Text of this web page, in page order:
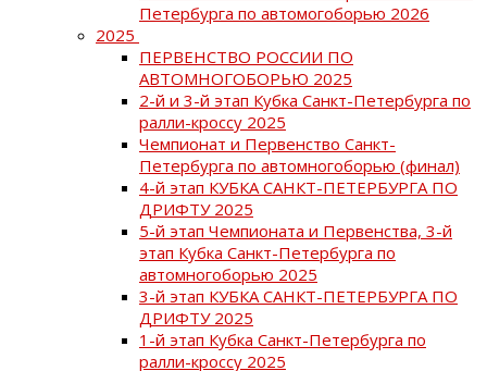
Петербурга по автомогоборью 2026
2025
ПЕРВЕНСТВО РОССИИ ПО
АВТОМНОГОБОРЬЮ 2025
2-й и 3-й этап Кубка Санкт-Петербурга по
ралли-кроссу 2025
Чемпионат и Первенство Санкт-
Петербурга по автомногоборью (финал)
4-й этап КУБКА САНКТ-ПЕТЕРБУРГА ПО
ДРИФТУ 2025
5-й этап Чемпионата и Первенства, 3-й
этап Кубка Санкт-Петербурга по
автомногоборью 2025
3-й этап КУБКА САНКТ-ПЕТЕРБУРГА ПО
ДРИФТУ 2025
1-й этап Кубка Санкт-Петербурга по
ралли-кроссу 2025